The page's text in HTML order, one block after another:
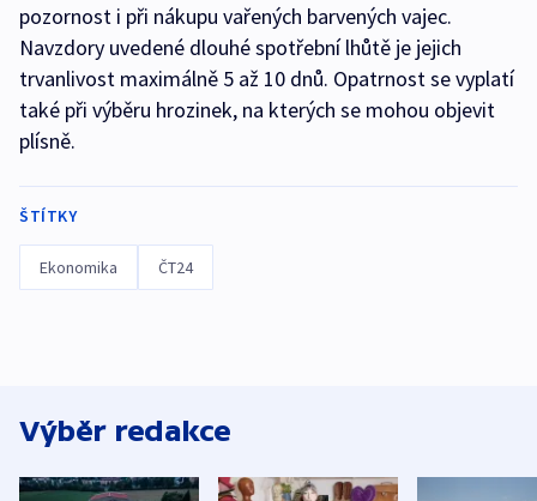
pozornost i při nákupu vařených barvených vajec.
Navzdory uvedené dlouhé spotřební lhůtě je jejich
trvanlivost maximálně 5 až 10 dnů. Opatrnost se vyplatí
také při výběru hrozinek, na kterých se mohou objevit
plísně.
ŠTÍTKY
Ekonomika ČT24
Výběr redakce